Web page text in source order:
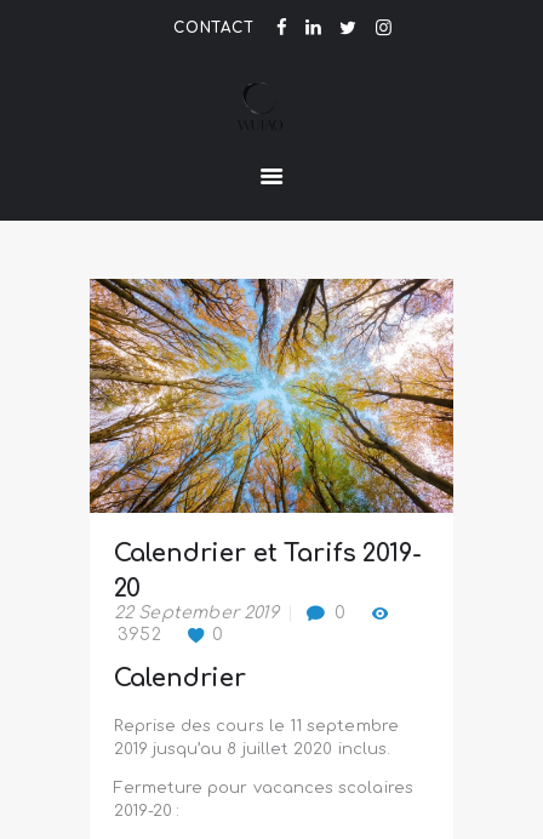
CONTACT
ACTUALITÉ
Calendrier et Tarifs 2019-
20
22 September 2019
0
3952
0
Calendrier
Reprise des cours le 11 septembre
2019 jusqu’au 8 juillet 2020 inclus.
Fermeture pour vacances scolaires
2019-20 :